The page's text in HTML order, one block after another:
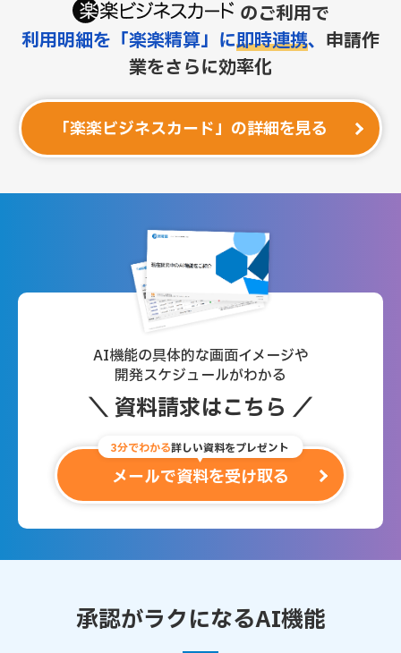
のご利用で
利用明細を「楽楽精算」に即時連携、 申請作
業をさらに効率化
「楽楽ビジネスカード」の詳細を見る
AI機能の具体的な画面イメージや
開発スケジュールがわかる
＼ 資料請求はこちら ／
3分でわかる詳しい資料をプレゼント
メールで資料を受け取る
承認がラクになるAI機能